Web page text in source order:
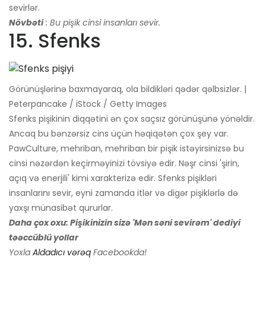
sevirlər.
Növbəti: Bu pişik cinsi insanları sevir.
15. Sfenks
Görünüşlərinə baxmayaraq, ola bildikləri qədər qəlbsizlər. |
Peterpancake / iStock / Getty Images
Sfenks pişikinin diqqətini ən çox saçsız görünüşünə yönəldir.
Ancaq bu bənzərsiz cins üçün həqiqətən çox şey var.
PawCulture, mehriban, mehriban bir pişik istəyirsinizsə bu
cinsi nəzərdən keçirməyinizi tövsiyə edir. Nəşr cinsi 'şirin,
açıq və enerjili' kimi xarakterizə edir. Sfenks pişikləri
insanlarını sevir, eyni zamanda itlər və digər pişiklərlə də
yaxşı münasibət qururlar.
Daha çox oxu: Pişikinizin sizə 'Mən səni sevirəm' dediyi
təəccüblü yollar
Yoxla Aldadıcı vərəq Facebookda!